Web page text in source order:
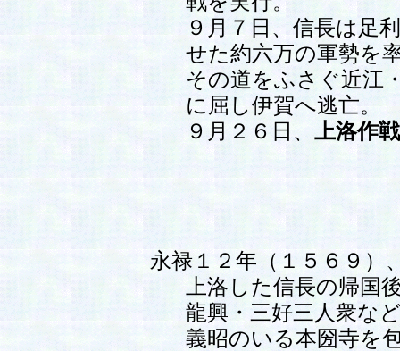
９月７日、信長は足
せた約六万の軍勢を
その道をふさぐ近江
に屈し伊賀へ逃亡。
９月２６日、 上洛作
永禄１２年（１５６９）
上洛した信長の帰国
龍興・三好三人衆な
義昭のいる本圀寺を